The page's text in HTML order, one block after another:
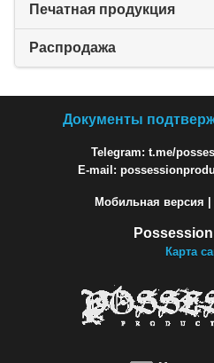
Печатная продукция
Распродажа
Документы
Telegram: t.me/
E-mail:
Мобильная версия |
Карта